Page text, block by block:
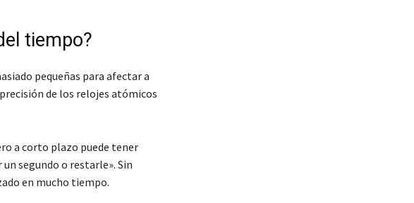
tiempo?
pequeñas para afectar a
de los relojes atómicos
a corto plazo puede tener
segundo o restarle». Sin
en mucho tiempo.